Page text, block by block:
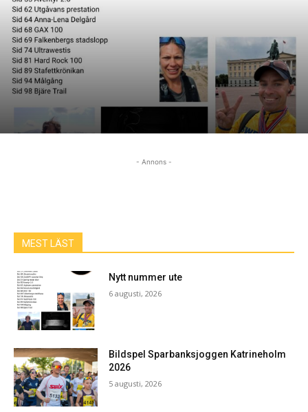
- Annons -
MEST LÄST
Nytt nummer ute
6 augusti, 2026
Bildspel Sparbanksjoggen Katrineholm
2026
5 augusti, 2026